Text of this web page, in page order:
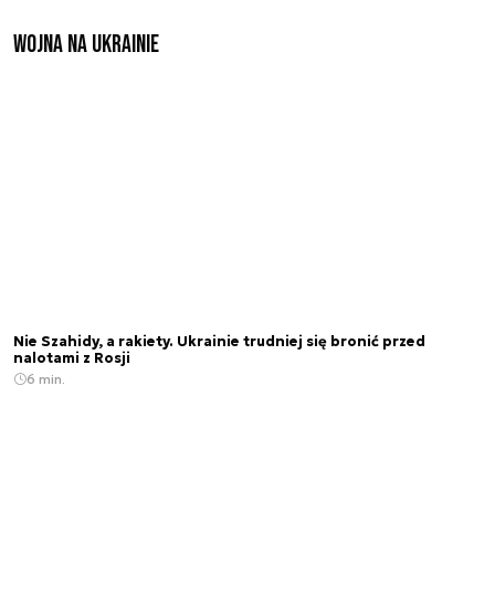
Wojna na Ukrainie
Nie Szahidy, a rakiety. Ukrainie trudniej się bronić przed
nalotami z Rosji
6 min.